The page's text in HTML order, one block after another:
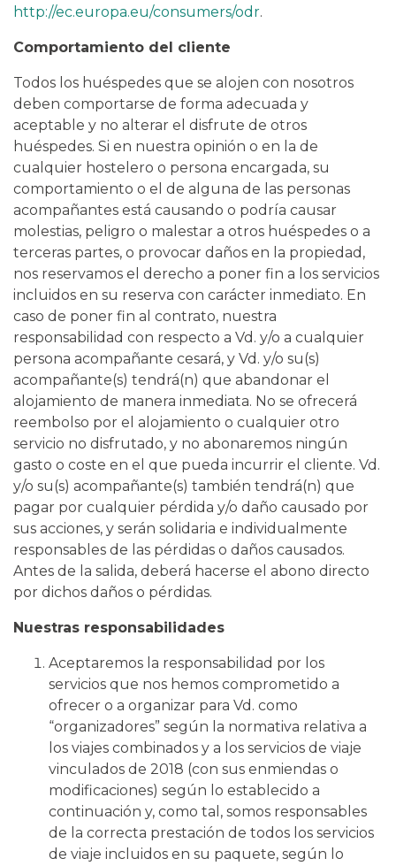
http://ec.europa.eu/consumers/odr.
Comportamiento del cliente
Todos los huéspedes que se alojen con nosotros
deben comportarse de forma adecuada y
aceptable y no alterar el disfrute de otros
huéspedes. Si en nuestra opinión o en la de
cualquier hostelero o persona encargada, su
comportamiento o el de alguna de las personas
acompañantes está causando o podría causar
molestias, peligro o malestar a otros huéspedes o a
terceras partes, o provocar daños en la propiedad,
nos reservamos el derecho a poner fin a los servicios
incluidos en su reserva con carácter inmediato. En
caso de poner fin al contrato, nuestra
responsabilidad con respecto a Vd. y/o a cualquier
persona acompañante cesará, y Vd. y/o su(s)
acompañante(s) tendrá(n) que abandonar el
alojamiento de manera inmediata. No se ofrecerá
reembolso por el alojamiento o cualquier otro
servicio no disfrutado, y no abonaremos ningún
gasto o coste en el que pueda incurrir el cliente. Vd.
y/o su(s) acompañante(s) también tendrá(n) que
pagar por cualquier pérdida y/o daño causado por
sus acciones, y serán solidaria e individualmente
responsables de las pérdidas o daños causados.
Antes de la salida, deberá hacerse el abono directo
por dichos daños o pérdidas.
Nuestras responsabilidades
Aceptaremos la responsabilidad por los
servicios que nos hemos comprometido a
ofrecer o a organizar para Vd. como
“organizadores” según la normativa relativa a
los viajes combinados y a los servicios de viaje
vinculados de 2018 (con sus enmiendas o
modificaciones) según lo establecido a
continuación y, como tal, somos responsables
de la correcta prestación de todos los servicios
de viaje incluidos en su paquete, según lo